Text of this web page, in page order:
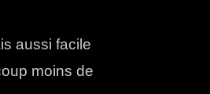
aussi facile
moins de